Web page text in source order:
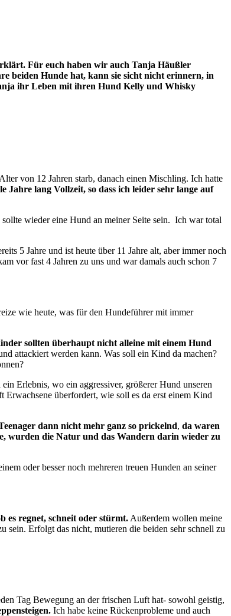
Für euch haben wir auch Tanja Häußler
beiden Hunde hat, kann sie sicht nicht erinnern, in
ihr Leben mit ihren Hund Kelly und Whisky
von 12 Jahren starb, danach einen Mischling. Ich hatte
Jahre lang Vollzeit, so dass ich leider sehr lange auf
wieder eine Hund an meiner Seite sein. Ich war total
5 Jahre und ist heute über 11 Jahre alt, aber immer noch
vor fast 4 Jahren zu uns und war damals auch schon 7
wie heute, was für den Hundeführer mit immer
sollten überhaupt nicht alleine mit einem Hund
attackiert werden kann. Was soll ein Kind da machen?
Erlebnis, wo ein aggressiver, größerer Hund unseren
überfordert, wie soll es da erst einem Kind
dann nicht mehr ganz so prickelnd, da waren
wurden die Natur und das Wandern darin wieder zu
oder besser noch mehreren treuen Hunden an seiner
es regnet, schneit oder stürmt. Außerdem wollen meine
sein. Erfolgt das nicht, mutieren die beiden sehr schnell zu
Tag Bewegung an der frischen Luft hat- sowohl geistig,
Ich habe keine Rückenprobleme und auch